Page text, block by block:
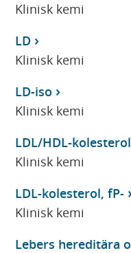
Klinisk kemi
LD
Klinisk kemi
LD-iso
Klinisk kemi
LDL/HDL-
Klinisk kemi
LDL-kolesterol, fP-
Klinisk kemi
Lebers hereditära